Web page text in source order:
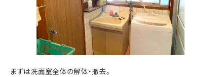
まずは洗面室全体の解体・撤去。